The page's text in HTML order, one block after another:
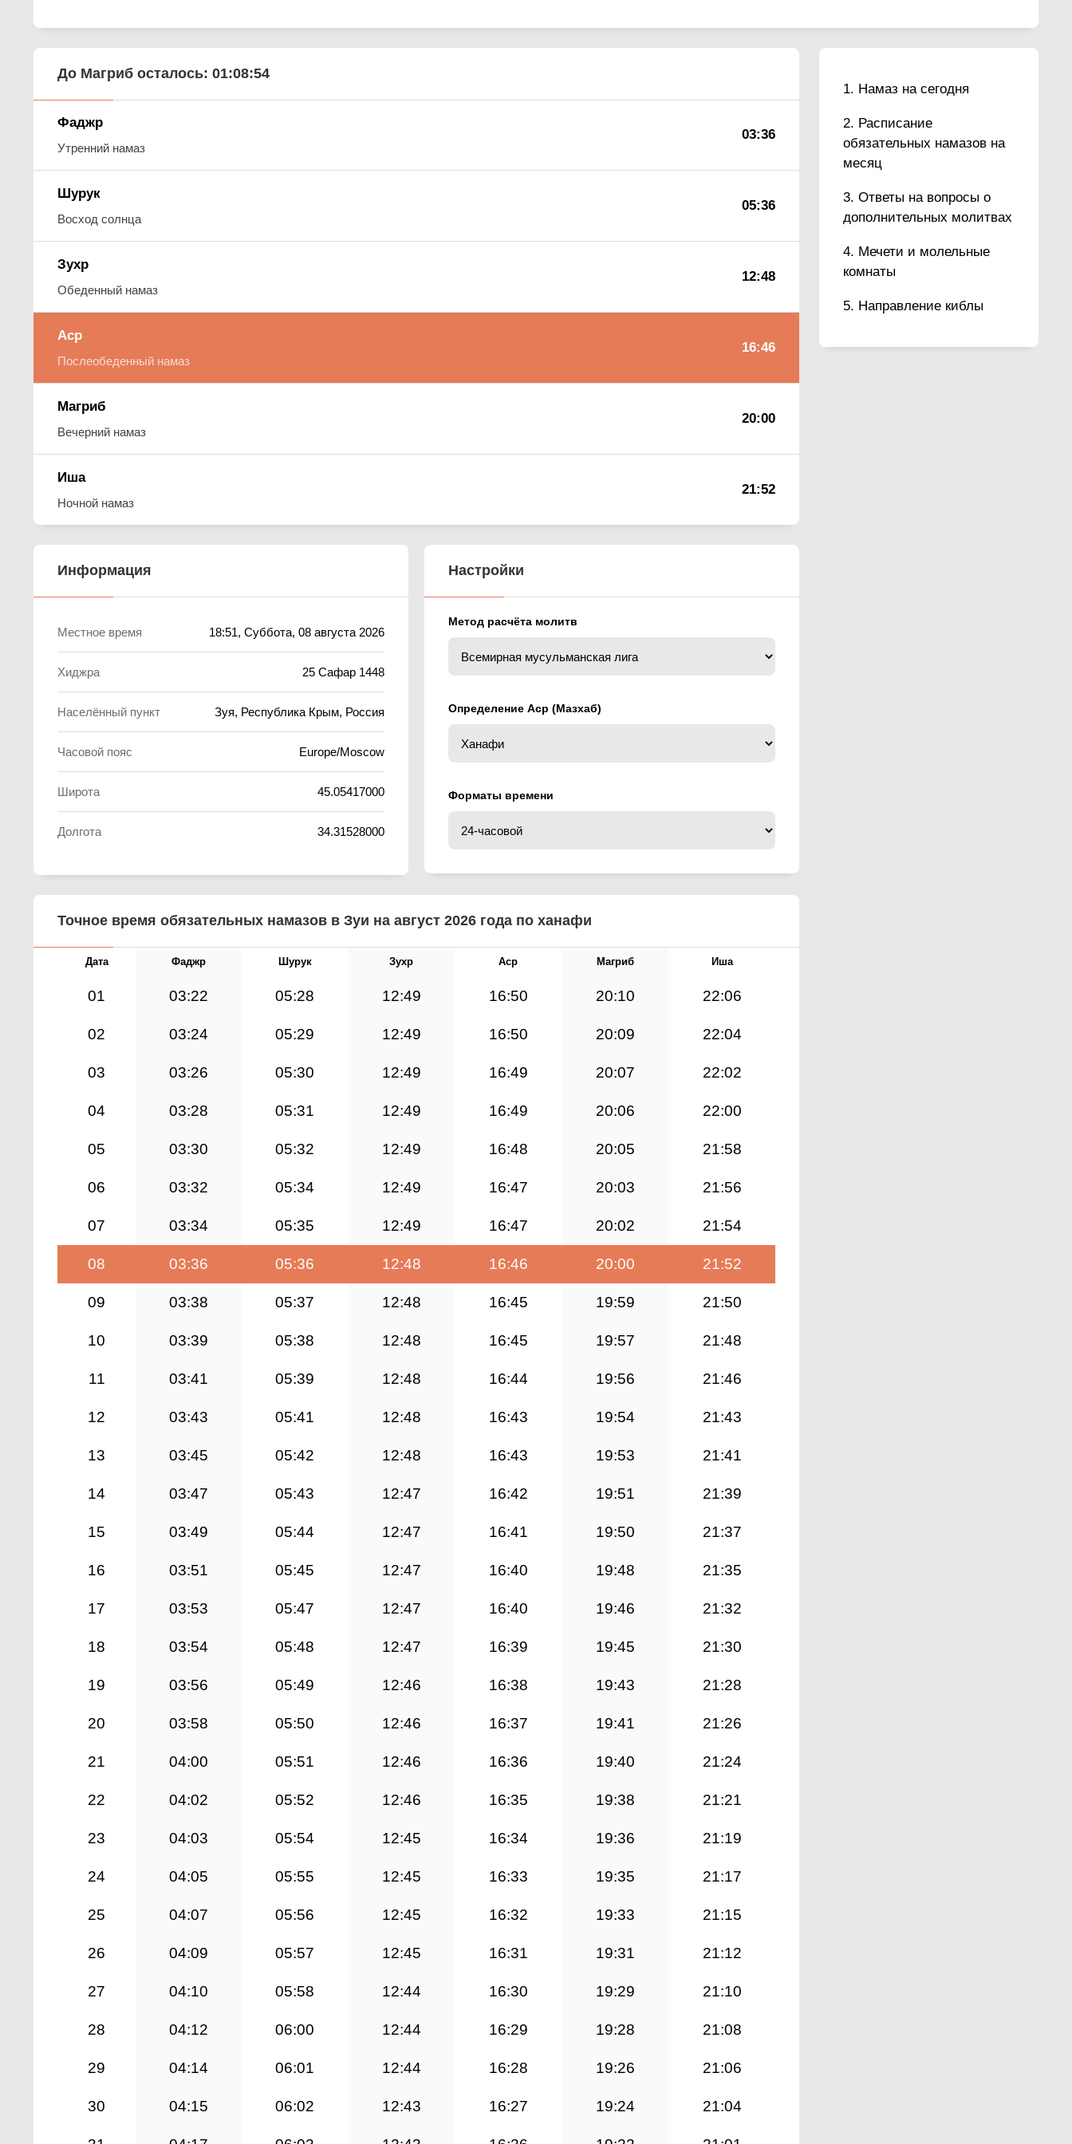
Намаз на сегодня
Расписание
обязательных намазов на
месяц
Ответы на вопросы о
дополнительных молитвах
Мечети и молельные
комнаты
Направление киблы
До Магриб осталось: 01:08:53
Фаджр
Утренний намаз
03:36
Шурук
Восход солнца
05:36
Зухр
Обеденный намаз
12:48
Аср
Послеобеденный намаз
16:46
Магриб
Вечерний намаз
20:00
Иша
Ночной намаз
21:52
Информация
Местное время 18:51, Суббота, 08 августа 2026
Хиджра 25 Сафар 1448
Населённый пункт Зуя, Республика Крым, Россия
Часовой пояс Europe/Moscow
Широта 45.05417000
Долгота 34.31528000
Настройки
Метод расчёта молитв
Определение Аср (Мазхаб)
Форматы времени
Точное время обязательных намазов в Зуи на август 2026 года по ханафи
Дата Фаджр Шурук Зухр Аср Магриб Иша
01 03:22 05:28 12:49 16:50 20:10 22:06
02 03:24 05:29 12:49 16:50 20:09 22:04
03 03:26 05:30 12:49 16:49 20:07 22:02
04 03:28 05:31 12:49 16:49 20:06 22:00
05 03:30 05:32 12:49 16:48 20:05 21:58
06 03:32 05:34 12:49 16:47 20:03 21:56
07 03:34 05:35 12:49 16:47 20:02 21:54
08 03:36 05:36 12:48 16:46 20:00 21:52
09 03:38 05:37 12:48 16:45 19:59 21:50
10 03:39 05:38 12:48 16:45 19:57 21:48
11 03:41 05:39 12:48 16:44 19:56 21:46
12 03:43 05:41 12:48 16:43 19:54 21:43
13 03:45 05:42 12:48 16:43 19:53 21:41
14 03:47 05:43 12:47 16:42 19:51 21:39
15 03:49 05:44 12:47 16:41 19:50 21:37
16 03:51 05:45 12:47 16:40 19:48 21:35
17 03:53 05:47 12:47 16:40 19:46 21:32
18 03:54 05:48 12:47 16:39 19:45 21:30
19 03:56 05:49 12:46 16:38 19:43 21:28
20 03:58 05:50 12:46 16:37 19:41 21:26
21 04:00 05:51 12:46 16:36 19:40 21:24
22 04:02 05:52 12:46 16:35 19:38 21:21
23 04:03 05:54 12:45 16:34 19:36 21:19
24 04:05 05:55 12:45 16:33 19:35 21:17
25 04:07 05:56 12:45 16:32 19:33 21:15
26 04:09 05:57 12:45 16:31 19:31 21:12
27 04:10 05:58 12:44 16:30 19:29 21:10
28 04:12 06:00 12:44 16:29 19:28 21:08
29 04:14 06:01 12:44 16:28 19:26 21:06
30 04:15 06:02 12:43 16:27 19:24 21:04